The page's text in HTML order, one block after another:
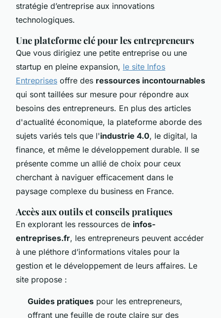
stratégie d’entreprise aux innovations
technologiques.
Une plateforme clé pour les entrepreneurs
Que vous dirigiez une petite entreprise ou une
startup en pleine expansion, le site Infos
Entreprises offre des ressources incontournables
qui sont taillées sur mesure pour répondre aux
besoins des entrepreneurs. En plus des articles
d'actualité économique, la plateforme aborde des
sujets variés tels que l'industrie 4.0, le digital, la
finance, et même le développement durable. Il se
présente comme un allié de choix pour ceux
cherchant à naviguer efficacement dans le
paysage complexe du business en France.
Accès aux outils et conseils pratiques
En explorant les ressources de infos-
entreprises.fr, les entrepreneurs peuvent accéder
à une pléthore d’informations vitales pour la
gestion et le développement de leurs affaires. Le
site propose :
Guides pratiques pour les entrepreneurs,
offrant une feuille de route claire sur des